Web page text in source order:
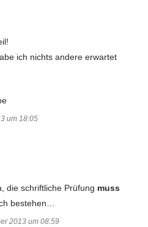
ich nichts andere erwartet
um 18:05
die schriftliche Prüfung muss
bestehen…
2013 um 08:59